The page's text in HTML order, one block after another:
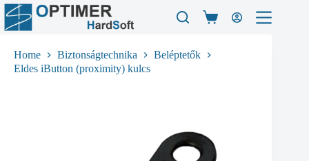
Skip
to
content
Shopping
Home
Biztonságtechnika
Beléptetők
Eldes iButton (proximity) kulcs